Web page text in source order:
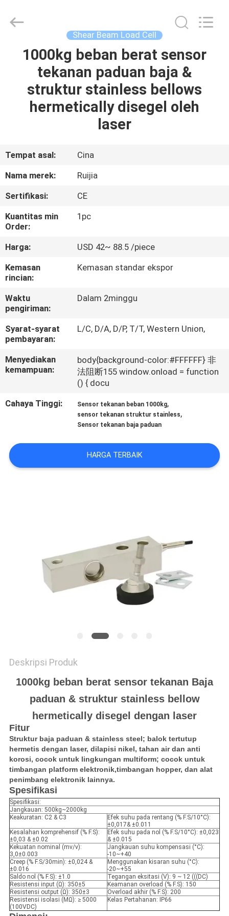
RUMAH
PRODUK
TENTANG
KAMI
TUR
PABRIK
KONTROL
KUALITAS
HUBUNGI
PERMINTAAN
PENAWARAN
SITEMAP
PRIVASI
Instruments
Shear Beam Load Cell
1000kg beban berat sensor
tekanan paduan baja &
struktur stainless bellows
hermetically disegel oleh
laser
Tempat asal:
Cina
Nama merek:
Ruijia
Sertifikasi:
CE
Kuantitas min
Order:
1pc
Harga:
USD 42~ 88.5 /piece
Kemasan
rincian:
Kemasan standar ekspor
Waktu
pengiriman:
Dalam 2minggu
Syarat-syarat
pembayaran:
L/C, D/A, D/P, T/T, Western Union,
Menyediakan
kemampuan:
body{background-color:#FFFFFF} 非
法阻断155 window.onload = function
() { docu
Cahaya Tinggi:
Sensor tekanan beban 1000kg,
sensor tekanan struktur stainless,
Sensor tekanan baja paduan
HARGA TERBAIK
Deskripsi Produk
1000kg beban berat sensor tekanan Baja
paduan & struktur stainless bellow
hermetically disegel dengan laser
Fitur
Struktur baja paduan & stainless steel; balok tertutup
hermetis dengan laser, dilapisi nikel, tahan air dan anti
korosi, cocok untuk lingkungan multiform; cocok untuk
timbangan platform elektronik,timbangan hopper, dan alat
penimbang elektronik lainnya.
Spesifikasi
Spesifikasi:
Jangkauan: 500kg~2000kg
Keakuratan: C2 & C3
Efek suhu pada rentang (% F.S/10°C):
±0,017& ±0.011
Kesalahan komprehensif (% F.S):
±0,03 & ±0.02
Efek suhu pada nol (% F.S/10°C): ±0,023
& ±0.015
Kekuatan nominal (mv/v):
3,0±0.003
Jangkauan suhu kompensasi (°C):
-10~+40
Creep (% F.S/30min): ±0,024 &
±0.016
Menggunakan kisaran suhu (°C):
-20~+55
Saldo nol (% F.S): ±1.0
Tegangan eksitasi (V): 9 ~ 12 (((DC)
Resistensi input (Ω): 350±5
Keamanan overload (% F.S): 150
Resistensi output (Ω): 350±3
Overload akhir (% F.S): 200
Resistensi isolasi (MΩ): ≥ 5000
(100VDC)
Kelas Pertahanan: IP66